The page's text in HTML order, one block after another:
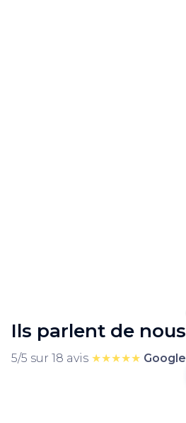
Ils parlent de nous
5/5 sur 18 avis ★★★★★ Google